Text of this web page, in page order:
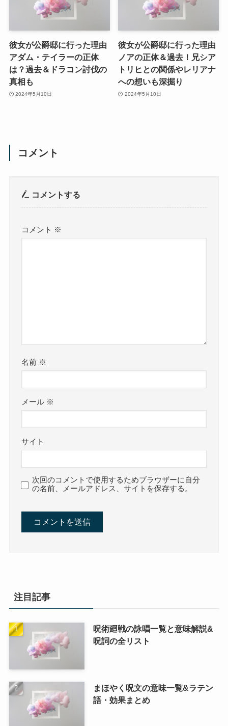
彼女が公爵邸に行った理由
アダム・テイラーの正体
は？過去＆ドラコン討伐の
真相も
2024年5月10日
彼女が公爵邸に行った理由
ノアの正体＆過去！兄シア
トリヒとの関係やレリアナ
への想いも深掘り
2024年5月10日
コメント
コメントする
コメント ※
名前 ※
メール ※
サイト
次回のコメントで使用するためブラウザーに自分
の名前、メールアドレス、サイトを保存する。
注目記事
呪術廻戦の詠唱一覧と意味解説&
呪詞の全リスト
まほやく呪文の意味一覧&ラテン
語・効果まとめ